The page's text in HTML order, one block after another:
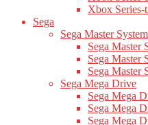
Xbox
Sega
Sega Master System
Sega Master
Sega Master
Sega Master
Sega Mega Drive
Sega Mega
Sega Mega
Sega Mega